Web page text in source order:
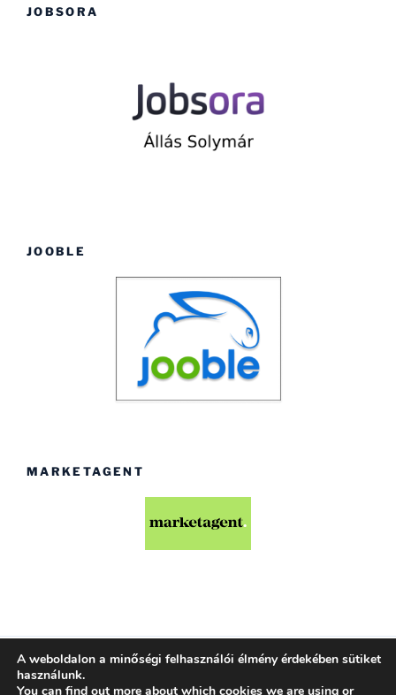
JOBSORA
JOOBLE
MARKETAGENT
Köszönjük WordPress!
A weboldalon a minőségi felhasználói élmény érdekében sütiket
használunk.
You can find out more about which cookies we are using or